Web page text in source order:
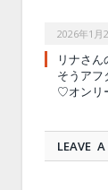
2026年1月
リナさ
そうアフ
♡オンリ
LEAVE